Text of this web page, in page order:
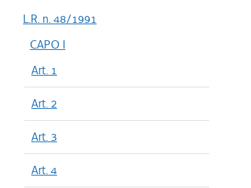
L.R. n. 48/1991
CAPO I
Art. 1
Art. 2
Art. 3
Art. 4